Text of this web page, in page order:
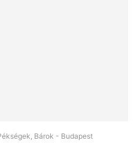
Bárok - Budapest